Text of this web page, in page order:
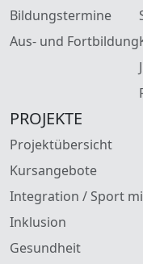
Bildungstermine
Aus- und Fortbildung
PROJEKTE
Projektübersicht
Kursangebote
Integration / Sport
Inklusion
Gesundheit